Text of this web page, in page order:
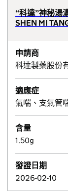
“科達”神秘湯
SHEN MI
申請商
科達製藥股份
適應症
氣喘、支氣管
含量
1.50g
發證日期
2026-02-10